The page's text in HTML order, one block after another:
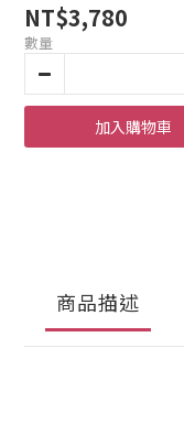
NT$3,780
數量
加入購物車
商品描述